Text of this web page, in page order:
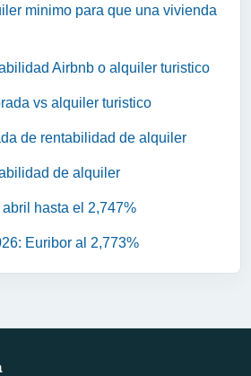
minimo para que una vivienda
Airbnb o alquiler turistico
vs alquiler turistico
de rentabilidad de alquiler
de alquiler
hasta el 2,747%
Euribor al 2,773%